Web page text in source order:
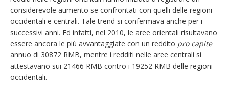
considerevole aumento se confrontati con quelli delle regioni
occidentali e centrali. Tale trend si confermava anche per i
successivi anni. Ed infatti, nel 2010, le aree orientali risultavano
essere ancora le più avvantaggiate con un reddito pro capite
annuo di 30872 RMB, mentre i redditi nelle aree centrali si
attestavano sui 21466 RMB contro i 19252 RMB delle regioni
occidentali.